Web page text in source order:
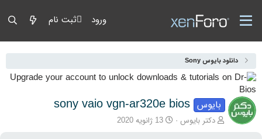
ورود ثبت نام
دانلود بایوس Sony
بایوس sony vaio vgn-ar320e bios
آغازگر گفتمان
دکتر بایوس تاریخ شروع
13 ژانویه 2020